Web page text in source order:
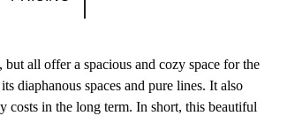
all offer a spacious and cozy space for the
diaphanous spaces and pure lines. It also
costs in the long term. In short, this beautiful